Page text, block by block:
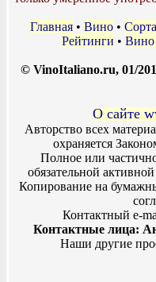
Главная • Вино • Сорта
Рейтинги • Вино
© VinoItaliano.ru, 01/
О сайте
Авторство всех
охраняется
Полное или
обязательной
Копирование на
Контактный e-
Контактные лица:
Наши другие